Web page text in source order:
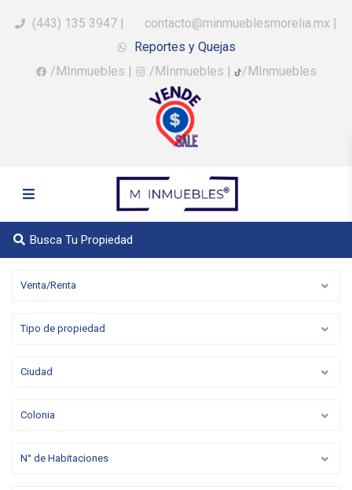
(443) 135 3947 | contacto@minmueblesmorelia.mx |
Reportes y Quejas
/MInmuebles | /MInmuebles | /MInmuebles
Busca Tu Propiedad
Venta/Renta
Tipo de propiedad
Ciudad
Colonia
N° de Habitaciones